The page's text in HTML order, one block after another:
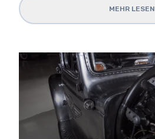
MEHR LESEN